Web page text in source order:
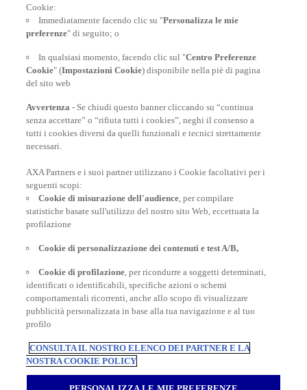
At your side, everyday
POLIZZE VIAGGIO
INFORMAZIONI UTILI
Inter Partner Assistance S.A. Compagnia di Assicurazioni e Riassicurazioni
Cookie:
Immediatamente facendo clic su "Personalizza le mie
preferenze" di seguito; o
In qualsiasi momento, facendo clic sul "Centro Preferenze
Cookie" (Impostazioni Cookie) disponibile nella piè di pagina
del sito web
Avvertenza - Se chiudi questo banner cliccando su “continua
senza accettare” o “rifiuta tutti i cookies”, neghi il consenso a
tutti i cookies diversi da quelli funzionali e tecnici strettamente
necessari.
AXA Partners e i suoi partner utilizzano i Cookie facoltativi per i
seguenti scopi:
Cookie di misurazione dell'audience, per compilare
statistiche basate sull'utilizzo del nostro sito Web, eccettuata la
profilazione
Cookie di personalizzazione dei contenuti e test A/B,
Cookie di profilazione, per ricondurre a soggetti determinati,
identificati o identificabili, specifiche azioni o schemi
comportamentali ricorrenti, anche allo scopo di visualizzare
pubblicità personalizzata in base alla tua navigazione e al tuo
profilo
CONSULTA IL NOSTRO ELENCO DEI PARTNER E LA
NOSTRA COOKIE POLICY